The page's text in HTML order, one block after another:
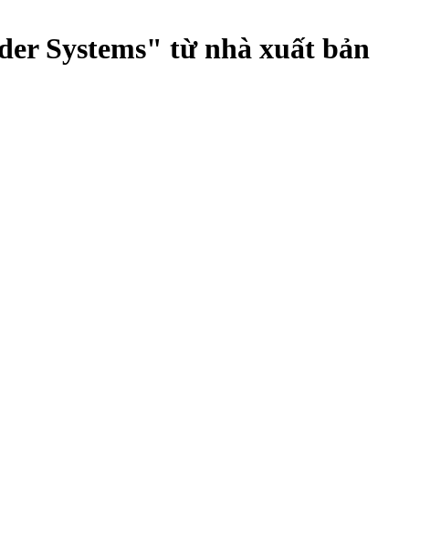
Systems" từ nhà xuất bản